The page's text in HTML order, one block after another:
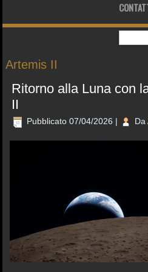
Artemis II
Ritorno alla Luna con
II
Pubblicato 07/04/2026 | Da